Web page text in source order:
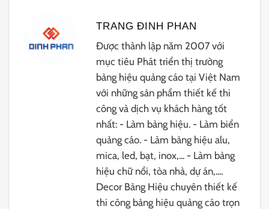
TRANG ĐINH PHAN
Được thành lập năm 2007 với
mục tiêu Phát triển thị trường
bảng hiệu quảng cáo tại Việt Nam
với những sản phẩm thiết kế thi
công và dịch vụ khách hàng tốt
nhất: - Làm bảng hiệu. - Làm biển
quảng cáo. - Làm bảng hiệu alu,
mica, led, bạt, inox,... - Làm bảng
hiệu chữ nổi, tòa nhà, dự án,....
Decor Bảng Hiệu chuyên thiết kế
thi công bảng hiệu quảng cáo trọn